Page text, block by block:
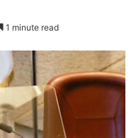
1 minute read